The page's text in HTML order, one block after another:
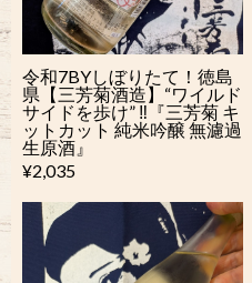
令和7BYしぼりたて！徳島
県【三芳菊酒造】“ワイルド
サイドを歩け” ‼︎『三芳菊 キ
ットカット 純米吟醸 無濾過
生原酒』
¥2,035